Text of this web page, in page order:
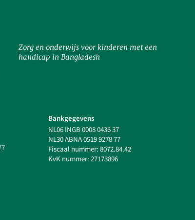
Zorg en onderwijs voor kinderen met een
handicap in Bangladesh
Bankgegevens
NL06 INGB 0008 0436 37
NL30 ABNA 0519 9278 77
Fiscaal nummer: 8072.84.42
KvK nummer: 27173896